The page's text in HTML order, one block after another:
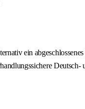
ein
Deutsch-